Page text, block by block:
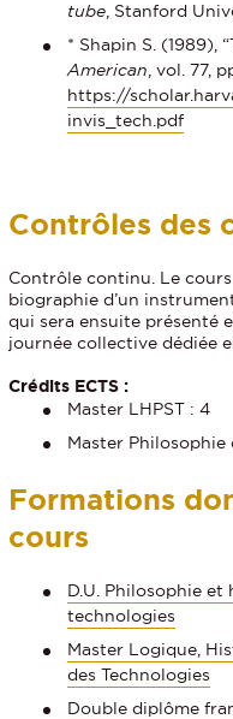
tube, Stanford
* Shapin S. (1989),
American, vol. 77,
https://
invis_tech.pdf
Contrôles des
Contrôle continu. Le
biographie d’un
qui sera ensuite présenté
journée collective dédiée
Crédits ECTS :
Master LHPST : 4
Master
Formations
cours
D.U. Philosophie et
technologies
Master Logique,
des Technologies
Double diplôme